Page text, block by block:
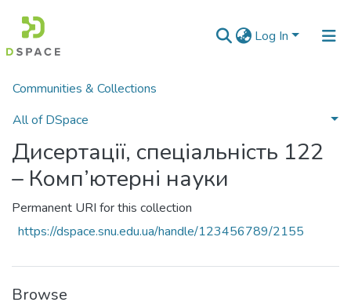
Log In
Communities & Collections
All of DSpace
Home
Дисертації, спеціальність 122
– Комп’ютерні науки
Permanent URI for this collection
https://dspace.snu.edu.ua/handle/123456789/2155
Browse